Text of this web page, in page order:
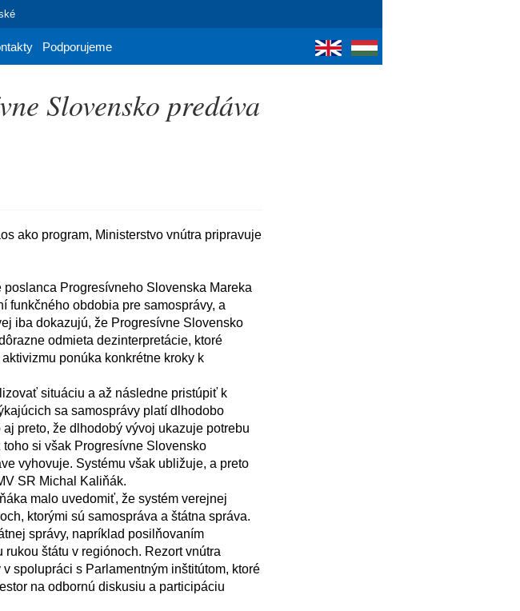
Podporujeme
Slovensko predáva
funkčného obdobia pre samosprávy, a
iba dokazujú, že Progresívne Slovensko
odmieta dezinterpretácie, ktoré
ponúka konkrétne kroky k
sa samosprávy platí dlhodobo
preto, že dlhodobý vývoj ukazuje potrebu
si však Progresívne Slovensko
vyhovuje. Systému však ubližuje, a preto
SR Michal Kaliňák.
ktorými sú samospráva a štátna správa.
správy, napríklad posilňovaním
štátu v regiónoch. Rezort vnútra
spolupráci s Parlamentným inštitútom, ktoré
na odbornú diskusiu a participáciu